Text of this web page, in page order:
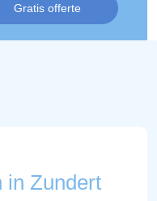
Gratis offerte
in Zundert